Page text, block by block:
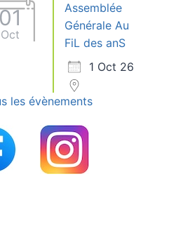
Oct
Assemblée
Générale Au
FiL des anS
1 Oct 26
les évènements